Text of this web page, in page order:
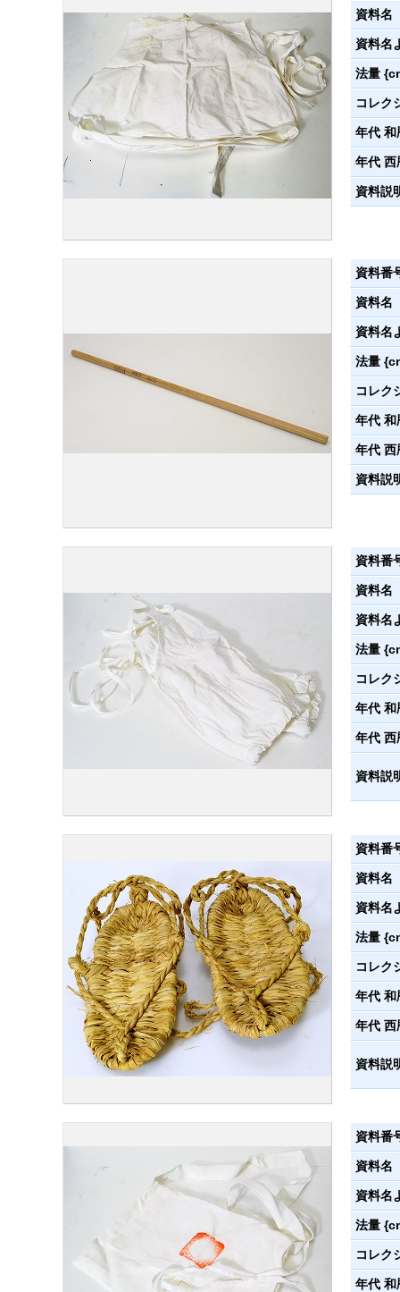
資料名
資料名
法量
コレク
年代 和
年代 西
資料説
資料番
資料名
資料名
法量
コレク
年代 和
年代 西
資料説
資料番
資料名
資料名
法量
コレク
年代 和
年代 西
資料説
資料番
資料名
資料名
法量
コレク
年代 和
年代 西
資料説
資料番
資料名
資料名
法量
コレク
年代 和